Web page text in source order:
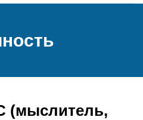
(мыслитель,